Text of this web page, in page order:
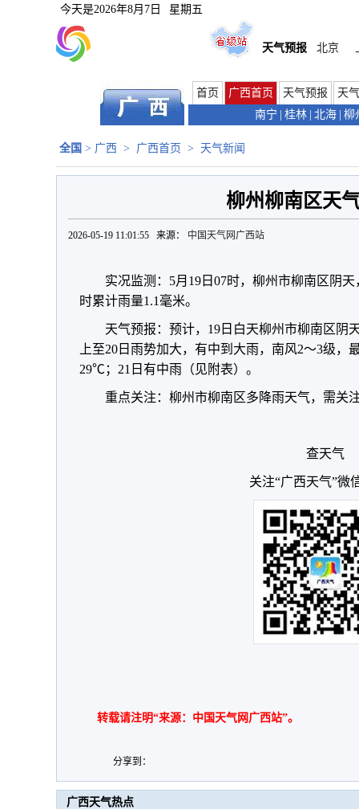
今天是2026年8月7日 星期五
天气预报 北京
首页 广西首页 天气预报
天
南宁
桂林 北海 柳
全国 > 广西 > 广西首页 > 天气新闻
柳州柳南区天
2026-05-19 11:01:55 来源： 中国天气网广西站
实况监测：5月19日07时，柳州市柳南区阴
时累计雨量1.1毫米。
天气预报：预计，19日白天柳州市柳南区阴
上至20日雨势加大，有中到大雨，南风2～3级
29℃；21日有中雨（见附表）。
重点关注：柳州市柳南区多降雨天气，需关
查天气
关注“广西天气”微
转载请注明“来源：中国天气网广西站”。
分享到：
广西天气热点